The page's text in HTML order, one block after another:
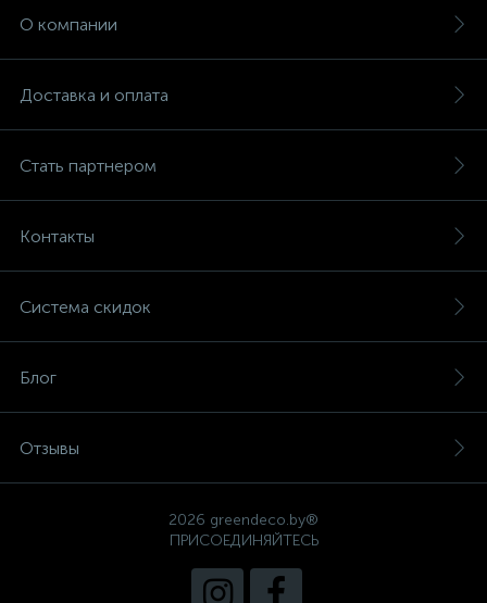
О компании
Доставка и оплата
Стать партнером
Контакты
Система скидок
Блог
Отзывы
2026 greendeco.by®
ПРИСОЕДИНЯЙТЕСЬ